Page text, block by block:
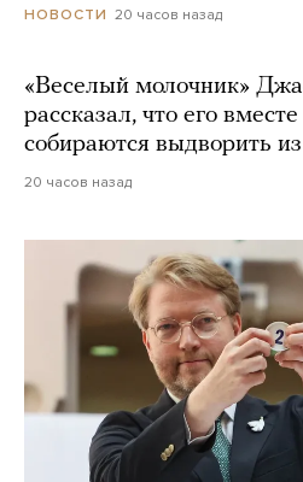
НОВОСТИ 20 часов назад
«Веселый молочник»
рассказал, что его
собираются выдворить
20 часов назад